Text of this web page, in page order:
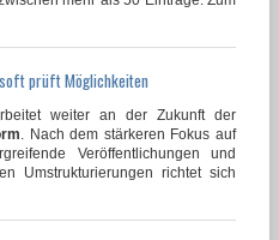
prüft Möglichkeiten
weiter an der Zukunft der
. Nach dem stärkeren Fokus auf
Veröffentlichungen und
Umstrukturierungen richtet sich